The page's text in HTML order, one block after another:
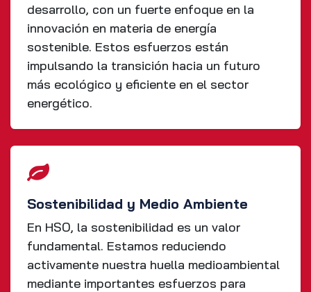
desarrollo, con un fuerte enfoque en la
innovación en materia de energía
sostenible. Estos esfuerzos están
impulsando la transición hacia un futuro
más ecológico y eficiente en el sector
energético.
Sostenibilidad y Medio Ambiente
En HSO, la sostenibilidad es un valor
fundamental. Estamos reduciendo
activamente nuestra huella medioambiental
mediante importantes esfuerzos para